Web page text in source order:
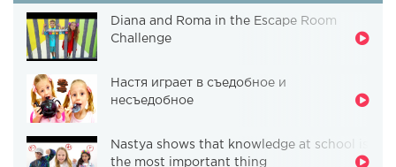
Diana and Roma in the Escape Room
Challenge
Настя играет в съедобное и
несъедобное
Nastya shows that knowledge at school is
the most important thing